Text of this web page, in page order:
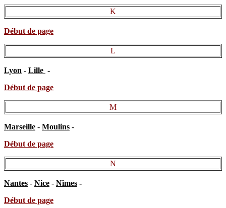
K
Début de page
L
Lyon - Lille -
Début de page
M
Marseille - Moulins -
Début de page
N
Nantes - Nice - Nîmes -
Début de page